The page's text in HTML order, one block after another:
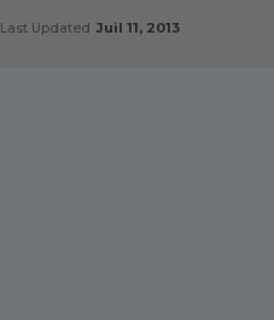
Last Updated Juil 11, 2013